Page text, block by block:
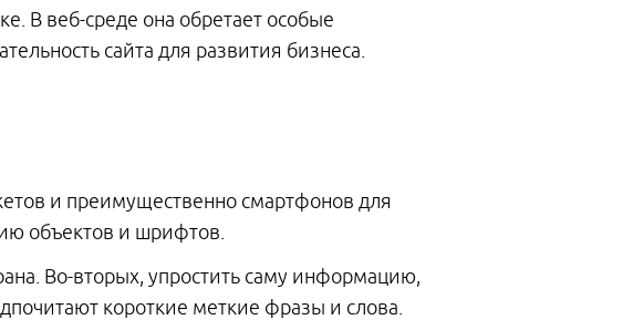
В веб-среде она обретает особые
сайта для развития бизнеса.
и преимущественно смартфонов для
объектов и шрифтов.
Во-вторых, упростить саму информацию,
короткие меткие фразы и слова.